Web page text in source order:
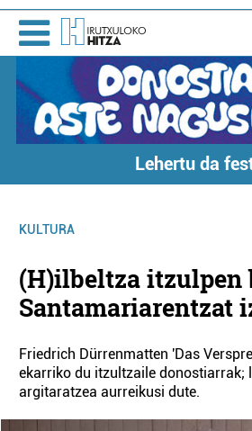
Lehertu da
KULTURA
(H)ilbeltza itzulpen
Santamariarentzat
Friedrich Dürrenmatten 'Das
ekarriko du itzultzaile donostiarrak;
argitaratzea aurreikusi dute.